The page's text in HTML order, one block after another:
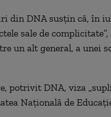
din DNA susțin că, în
sale de
un alt general, a
potrivit DNA, viza
Națională de